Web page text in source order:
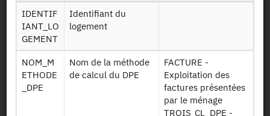
Persistent Identifier (DOI)
Back to the source
PHEBUS DPE : Survey on the
IDENTIF
IANT_LO
GEMENT
Identifiant du
logement
NOM_M
ETHODE
_DPE
Nom de la méthode
de calcul du DPE
FACTURE -
Exploitation des
factures présentées
par le ménage
TROIS_CL_DPE -